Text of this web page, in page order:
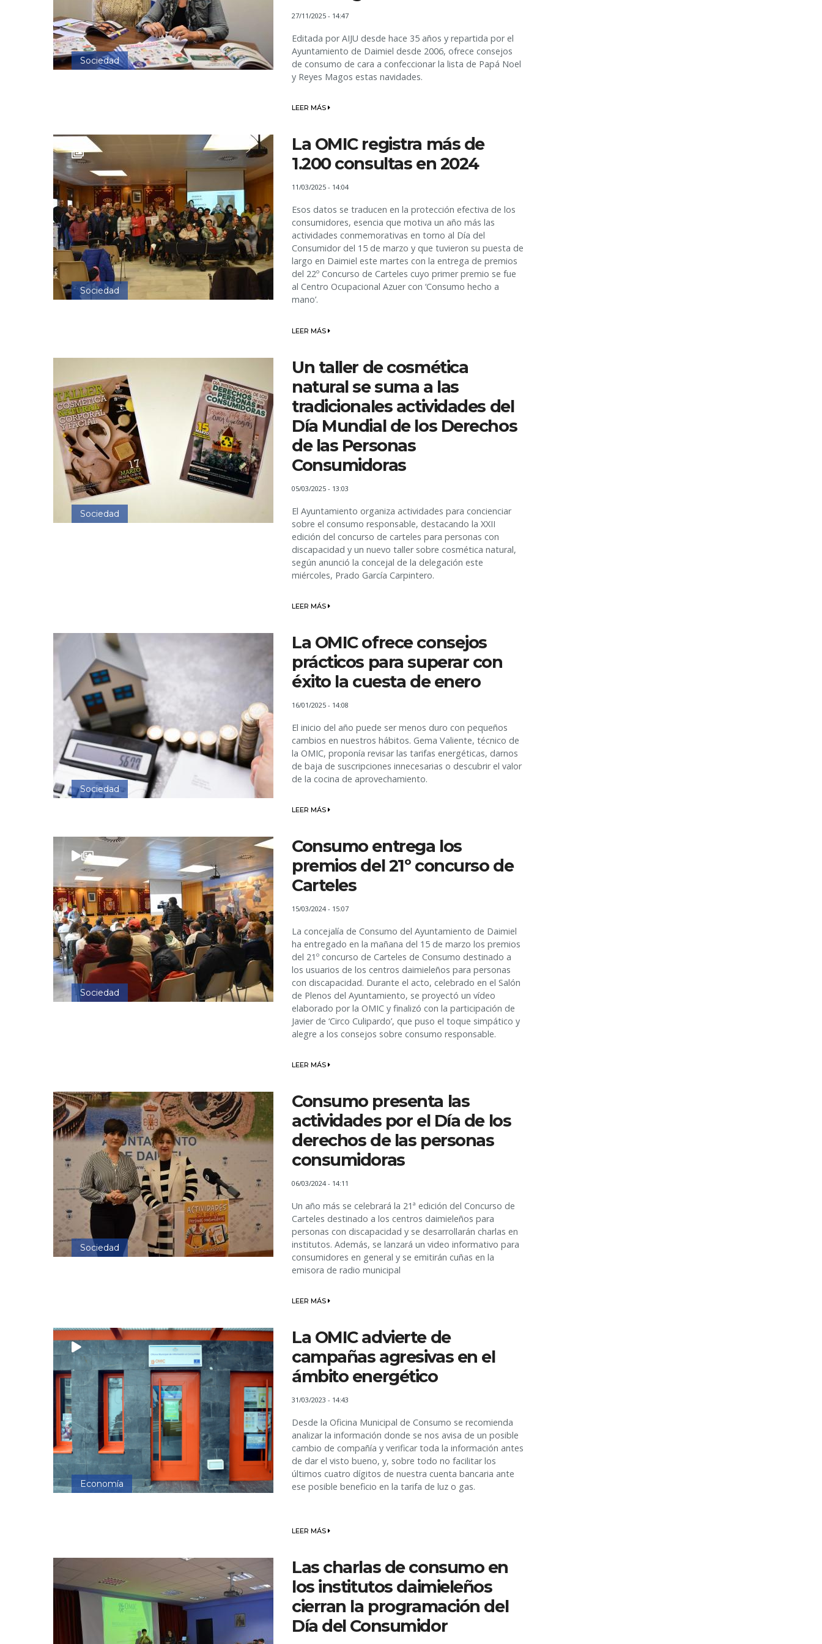
Sociedad
27/11/2025 - 14:47
Editada por AIJU desde hace 35 años y repartida por el
Ayuntamiento de Daimiel desde 2006, ofrece consejos
de consumo de cara a confeccionar la lista de Papá Noel
y Reyes Magos estas navidades.
LEER MÁS
Sociedad
La OMIC registra más de
1.200 consultas en 2024
11/03/2025 - 14:04
Esos datos se traducen en la protección efectiva de los
consumidores, esencia que motiva un año más las
actividades conmemorativas en torno al Día del
Consumidor del 15 de marzo y que tuvieron su puesta de
largo en Daimiel este martes con la entrega de premios
del 22º Concurso de Carteles cuyo primer premio se fue
al Centro Ocupacional Azuer con ‘Consumo hecho a
mano’.
LEER MÁS
Sociedad
Un taller de cosmética
natural se suma a las
tradicionales actividades del
Día Mundial de los Derechos
de las Personas
Consumidoras
05/03/2025 - 13:03
El Ayuntamiento organiza actividades para concienciar
sobre el consumo responsable, destacando la XXII
edición del concurso de carteles para personas con
discapacidad y un nuevo taller sobre cosmética natural,
según anunció la concejal de la delegación este
miércoles, Prado García Carpintero.
LEER MÁS
Sociedad
La OMIC ofrece consejos
prácticos para superar con
éxito la cuesta de enero
16/01/2025 - 14:08
El inicio del año puede ser menos duro con pequeños
cambios en nuestros hábitos. Gema Valiente, técnico de
la OMIC, proponía revisar las tarifas energéticas, darnos
de baja de suscripciones innecesarias o descubrir el valor
de la cocina de aprovechamiento.
LEER MÁS
Sociedad
Consumo entrega los
premios del 21º concurso de
Carteles
15/03/2024 - 15:07
La concejalía de Consumo del Ayuntamiento de Daimiel
ha entregado en la mañana del 15 de marzo los premios
del 21º concurso de Carteles de Consumo destinado a
los usuarios de los centros daimieleños para personas
con discapacidad. Durante el acto, celebrado en el Salón
de Plenos del Ayuntamiento, se proyectó un vídeo
elaborado por la OMIC y finalizó con la participación de
Javier de ‘Circo Culipardo’, que puso el toque simpático y
alegre a los consejos sobre consumo responsable.
LEER MÁS
Sociedad
Consumo presenta las
actividades por el Día de los
derechos de las personas
consumidoras
06/03/2024 - 14:11
Un año más se celebrará la 21ª edición del Concurso de
Carteles destinado a los centros daimieleños para
personas con discapacidad y se desarrollarán charlas en
institutos. Además, se lanzará un video informativo para
consumidores en general y se emitirán cuñas en la
emisora de radio municipal
LEER MÁS
Economía
La OMIC advierte de
campañas agresivas en el
ámbito energético
31/03/2023 - 14:43
Desde la Oficina Municipal de Consumo se recomienda
analizar la información donde se nos avisa de un posible
cambio de compañía y verificar toda la información antes
de dar el visto bueno, y, sobre todo no facilitar los
últimos cuatro dígitos de nuestra cuenta bancaria ante
ese posible beneficio en la tarifa de luz o gas.
LEER MÁS
Las charlas de consumo en
los institutos daimieleños
cierran la programación del
Día del Consumidor